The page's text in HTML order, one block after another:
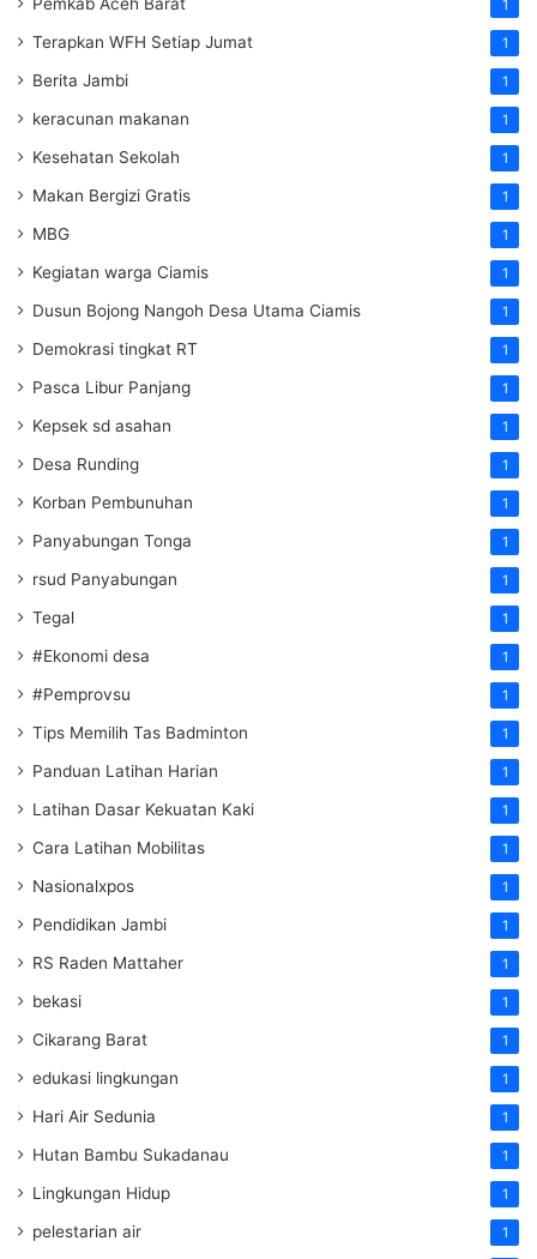
1
Terapkan WFH Setiap Jumat 1
Berita Jambi 1
keracunan makanan 1
Kesehatan Sekolah 1
Makan Bergizi Gratis 1
MBG 1
Kegiatan warga Ciamis 1
Dusun Bojong Nangoh Desa Utama Ciamis 1
Demokrasi tingkat RT 1
Pasca Libur Panjang 1
Kepsek sd asahan 1
Desa Runding 1
Korban Pembunuhan 1
Panyabungan Tonga 1
rsud Panyabungan 1
Tegal 1
#Ekonomi desa 1
#Pemprovsu 1
Tips Memilih Tas Badminton 1
Panduan Latihan Harian 1
Latihan Dasar Kekuatan Kaki 1
Cara Latihan Mobilitas 1
Nasionalxpos 1
Pendidikan Jambi 1
RS Raden Mattaher 1
bekasi 1
Cikarang Barat 1
edukasi lingkungan 1
Hari Air Sedunia 1
Hutan Bambu Sukadanau 1
Lingkungan Hidup 1
pelestarian air 1